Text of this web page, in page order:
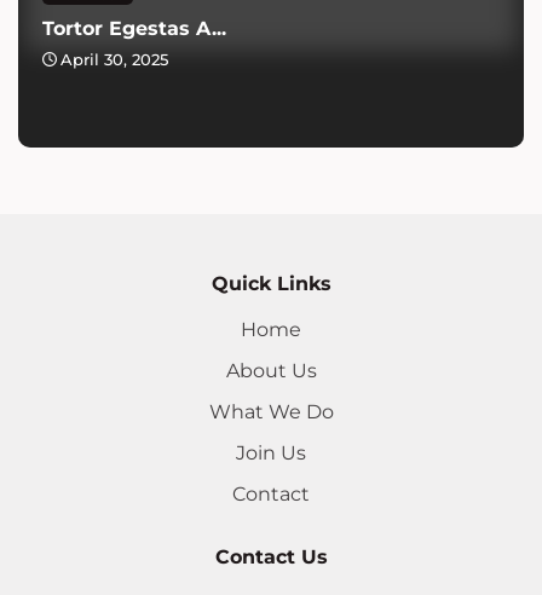
Tortor Egestas A...
April 30, 2025
Quick Links
Home
About Us
What We Do
Join Us
Contact
Contact Us